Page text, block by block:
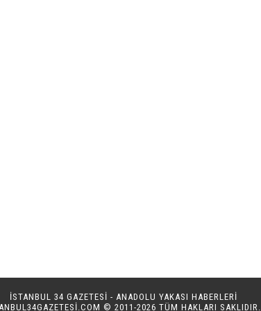
İSTANBUL 34 GAZETESİ - ANADOLU YAKASI HABERLERİ
© 2011-2026 TÜM HAKLARI SAKLIDIR.